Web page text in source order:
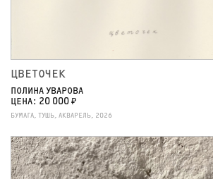
ЦВЕТОЧЕК
ПОЛИНА УВАРОВА
ЦЕНА: 20 000 ₽
БУМАГА, ТУШЬ, АКВАРЕЛЬ, 2026